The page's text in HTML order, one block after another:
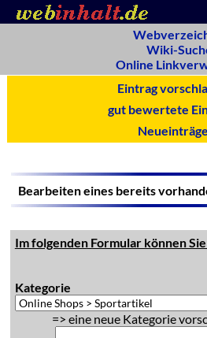
Wiki-
Online
Eintrag
gut bewertete
Neueinträge
Bearbeiten eines bereits
Im folgenden Formular können
Kategorie
=> eine neue Kategorie